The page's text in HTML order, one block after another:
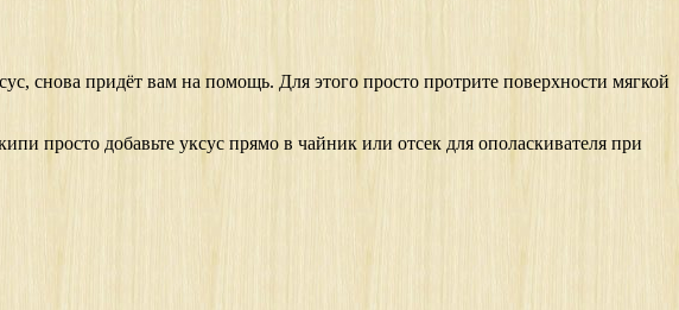
снова придёт вам на помощь. Для этого просто протрите поверхности мягкой
просто добавьте уксус прямо в чайник или отсек для ополаскивателя при